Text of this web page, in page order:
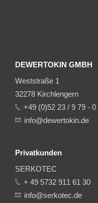
DEWERTOKIN GMBH
Weststraße 1
32278 Kirchlengern
+49 (0)52 23 / 9 79 - 0
info@dewertokin.de
Privatkunden
SERKOTEC
+ 49 5732 911 61 30
info@serkotec.de